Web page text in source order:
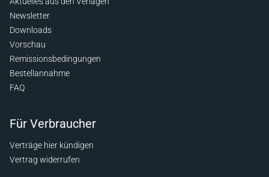
Newsletter
Downloads
Vorschau
Remissionsbedingungen
Bestellannahme
FAQ
Für Verbraucher
Verträge hier kündigen
Vertrag widerrufen